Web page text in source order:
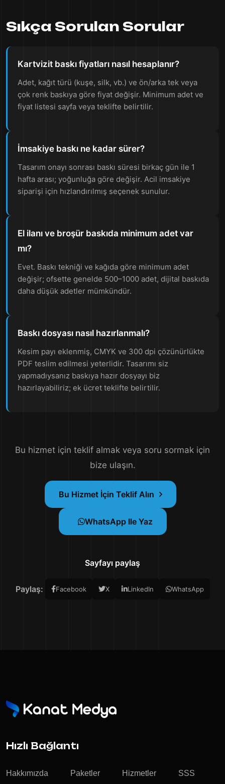
Sıkça Sorulan Sorular
Kartvizit baskı fiyatları nasıl hesaplanır?
Adet, kağıt türü (kuşe, silk, vb.) ve ön/arka tek veya
çok renk baskıya göre fiyat değişir. Minimum adet ve
fiyat listesi sayfa veya teklifte belirtilir.
İmsakiye baskı ne kadar sürer?
Tasarım onayı sonrası baskı süresi birkaç gün ile 1
hafta arası; yoğunluğa göre değişir. Acil imsakiye
siparişi için hızlandırılmış seçenek sunulur.
El ilanı ve broşür baskıda minimum adet var
mı?
Evet. Baskı tekniği ve kağıda göre minimum adet
değişir; ofsette genelde 500–1000 adet, dijital baskıda
daha düşük adetler mümkündür.
Baskı dosyası nasıl hazırlanmalı?
Kesim payı eklenmiş, CMYK ve 300 dpi çözünürlükte
PDF teslim edilmesi yeterlidir. Tasarımı siz
yapmadıysanız baskıya hazır dosyayı biz
hazırlayabiliriz; ek ücret teklifte belirtilir.
Bu hizmet için teklif almak veya soru sormak için
bize ulaşın.
Bu Hizmet İçin Teklif Alın
WhatsApp Ile Yaz
Sayfayı paylaş
Paylaş: Facebook X LinkedIn WhatsApp
Hızlı Bağlantı
Hakkımızda Paketler Hizmetler SSS